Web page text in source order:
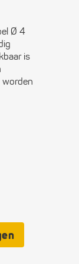
Ø 4
is
worden